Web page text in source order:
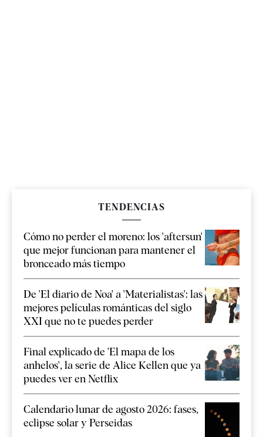
TENDENCIAS
Cómo no perder el moreno: los 'aftersun'
que mejor funcionan para mantener el
bronceado más tiempo
De 'El diario de Noa' a 'Materialistas': las
mejores películas románticas del siglo
XXI que no te puedes perder
Final explicado de 'El mapa de los
anhelos', la serie de Alice Kellen que ya
puedes ver en Netflix
Calendario lunar de agosto 2026: fases,
eclipse solar y Perseidas